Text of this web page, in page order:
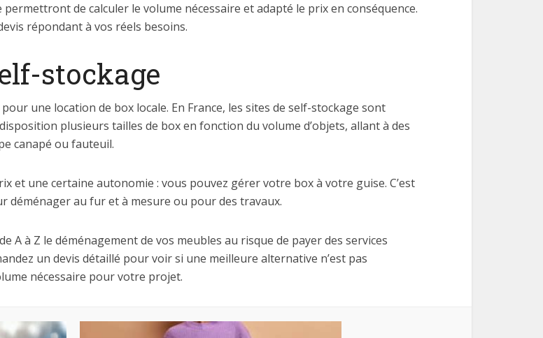
de calculer le volume nécessaire et adapté le prix en conséquence.
répondant à vos réels besoins.
stockage
une location de box locale. En France, les sites de self-stockage sont
plusieurs tailles de box en fonction du volume d’objets, allant à des
canapé ou fauteuil.
et une certaine autonomie : vous pouvez gérer votre box à votre guise. C’est
au fur et à mesure ou pour des travaux.
A à Z le déménagement de vos meubles au risque de payer des services
un devis détaillé pour voir si une meilleure alternative n’est pas
nécessaire pour votre projet.